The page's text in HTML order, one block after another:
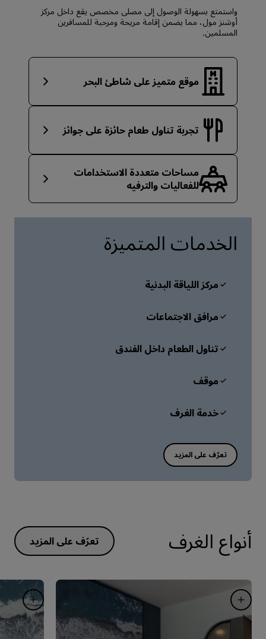
واستمتع بسهولة الوصول إلى مصلى مخصص يقع داخل مركز
أوشنز مول، مما يضمن إقامة مريحة ومرحبة للمسافرين
المسلمين.
موقع متميز على شاطئ البحر
تجربة تناول طعام حائزة على جوائز
مساحات متعددة الاستخدامات
للفعاليات والترفيه
الخدمات المتميزة
مركز اللياقة البدنية
مرافق الاجتماعات
تناول الطعام داخل الفندق
موقف
خدمة الغرف
أنواع الغرف